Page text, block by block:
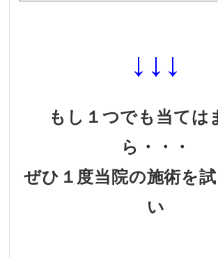
↓↓↓
もし１つでも当ては
ら・・・
ぜひ１度当院の施術を
い